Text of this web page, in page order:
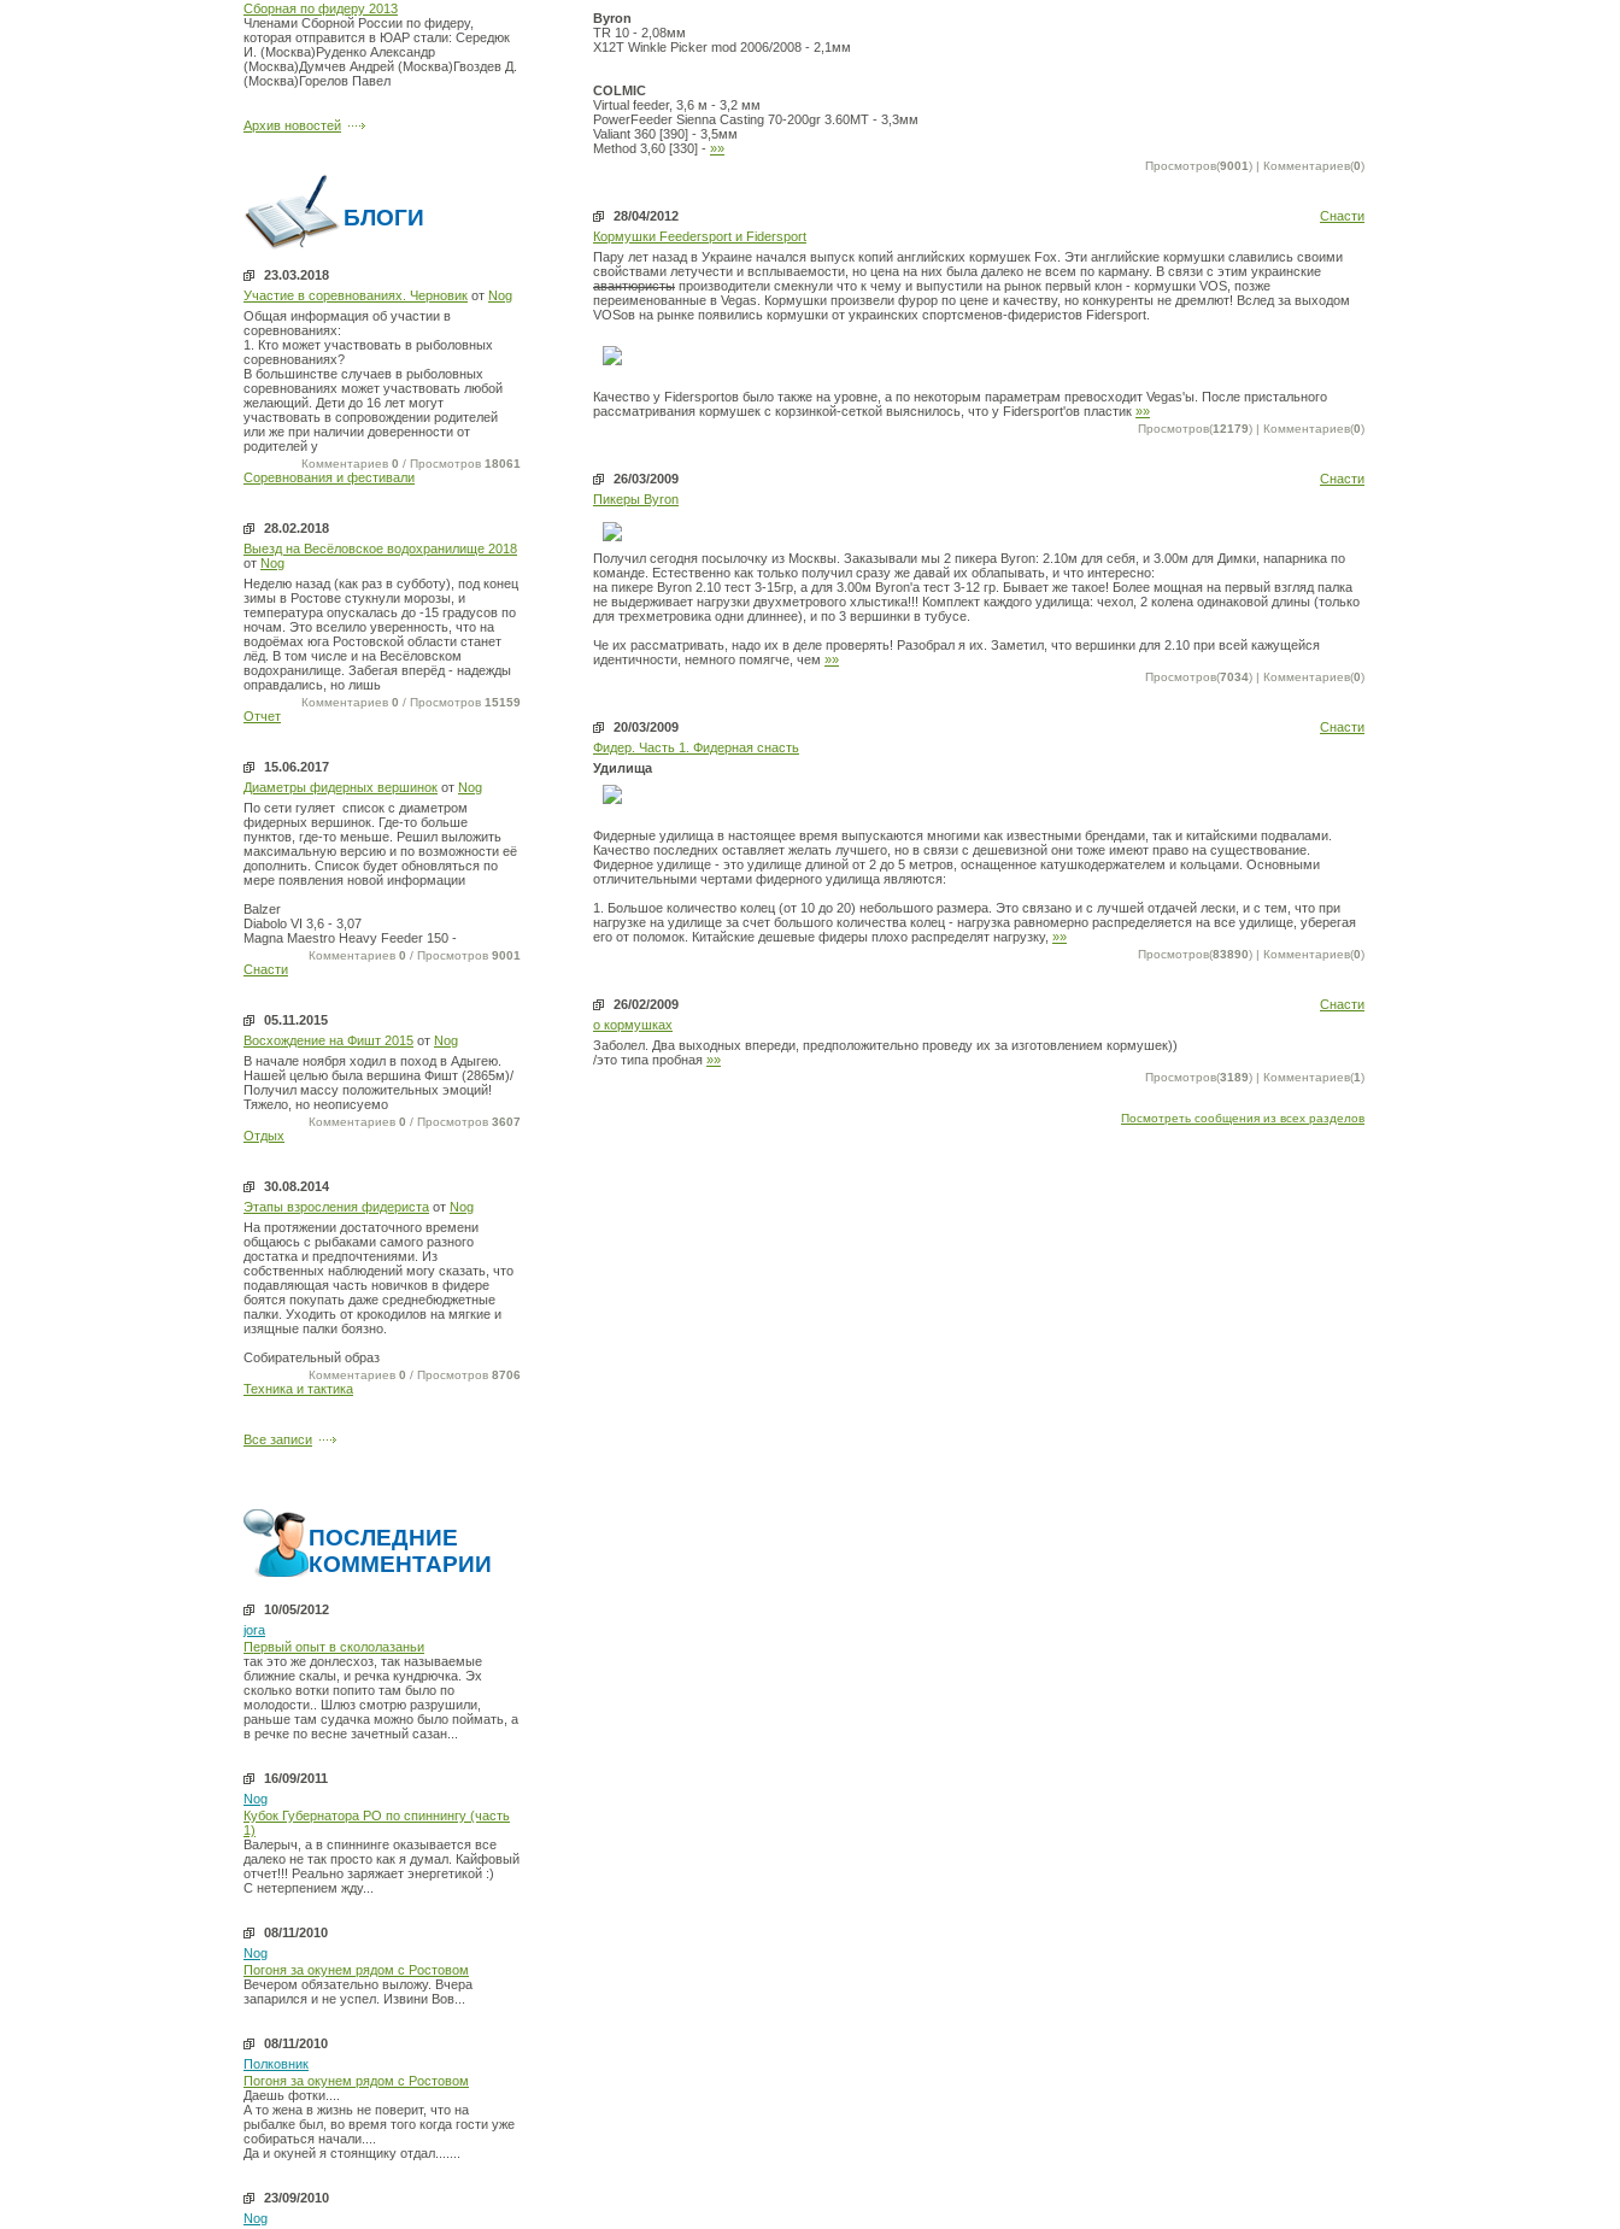
Сборная по фидеру 2013
Членами Сборной России по фидеру,
которая отправится в ЮАР стали: Середюк
И. (Москва)Руденко Александр
(Москва)Думчев Андрей (Москва)Гвоздев Д.
(Москва)Горелов Павел
Архив новостей
БЛОГИ
23.03.2018
Участие в соревнованиях. Черновик от Nog
Общая информация об участии в
соревнованиях:
1. Кто может участвовать в рыболовных
соревнованиях?
В большинстве случаев в рыболовных
соревнованиях может участвовать любой
желающий. Дети до 16 лет могут
участвовать в сопровождении родителей
или же при наличии доверенности от
родителей у
Комментариев 0 / Просмотров 18061
Соревнования и фестивали
28.02.2018
Выезд на Весёловское водохранилище 2018
от Nog
Неделю назад (как раз в субботу), под конец
зимы в Ростове стукнули морозы, и
температура опускалась до -15 градусов по
ночам. Это вселило уверенность, что на
водоёмах юга Ростовской области станет
лёд. В том числе и на Весёловском
водохранилище. Забегая вперёд - надежды
оправдались, но лишь
Комментариев 0 / Просмотров 15159
Отчет
15.06.2017
Диаметры фидерных вершинок от Nog
По сети гуляет список с диаметром
фидерных вершинок. Где-то больше
пунктов, где-то меньше. Решил выложить
максимальную версию и по возможности её
дополнить. Список будет обновляться по
мере появления новой информации
Balzer
Diabolo VI 3,6 - 3,07
Magna Maestro Heavy Feeder 150 -
Комментариев 0 / Просмотров 9001
Снасти
05.11.2015
Восхождение на Фишт 2015 от Nog
В начале ноября ходил в поход в Адыгею.
Нашей целью была вершина Фишт (2865м)/
Получил массу положительных эмоций!
Тяжело, но неописуемо
Комментариев 0 / Просмотров 3607
Отдых
30.08.2014
Этапы взросления фидериста от Nog
На протяжении достаточного времени
общаюсь с рыбаками самого разного
достатка и предпочтениями. Из
собственных наблюдений могу сказать, что
подавляющая часть новичков в фидере
боятся покупать даже среднебюджетные
палки. Уходить от крокодилов на мягкие и
изящные палки боязно.
Собирательный образ
Комментариев 0 / Просмотров 8706
Техника и тактика
Все записи
ПОСЛЕДНИЕ
КОММЕНТАРИИ
10/05/2012
jora
Первый опыт в скололазаньи
так это же донлесхоз, так называемые
ближние скалы, и речка кундрючка. Эх
сколько вотки попито там было по
молодости.. Шлюз смотрю разрушили,
раньше там судачка можно было поймать, а
в речке по весне зачетный сазан...
16/09/2011
Nog
Кубок Губернатора РО по спиннингу (часть
1)
Валерыч, а в спиннинге оказывается все
далеко не так просто как я думал. Кайфовый
отчет!!! Реально заряжает энергетикой :)
С нетерпением жду...
08/11/2010
Nog
Погоня за окунем рядом с Ростовом
Вечером обязательно выложу. Вчера
запарился и не успел. Извини Вов...
08/11/2010
Полковник
Погоня за окунем рядом с Ростовом
Даешь фотки....
А то жена в жизнь не поверит, что на
рыбалке был, во время того когда гости уже
собираться начали....
Да и окуней я стоянщику отдал.......
23/09/2010
Nog
Byron
TR 10 - 2,08мм
X12T Winkle Picker mod 2006/2008 - 2,1мм
COLMIC
Virtual feeder, 3,6 м - 3,2 мм
PowerFeeder Sienna Casting 70-200gr 3.60MT - 3,3мм
Valiant 360 [390] - 3,5мм
Method 3,60 [330] - »»
Просмотров(9001) | Комментариев(0)
Снасти
28/04/2012
Кормушки Feedersport и Fidersport
Пару лет назад в Украине начался выпуск копий английских кормушек Fox. Эти английские кормушки славились своими
свойствами летучести и всплываемости, но цена на них была далеко не всем по карману. В связи с этим украинские
авантюристы производители смекнули что к чему и выпустили на рынок первый клон - кормушки VOS, позже
переименованные в Vegas. Кормушки произвели фурор по цене и качеству, но конкуренты не дремлют! Вслед за выходом
VOSов на рынке появились кормушки от украинских спортсменов-фидеристов Fidersport.
Качество у Fidersportов было также на уровне, а по некоторым параметрам превосходит Vegas'ы. После пристального
рассматривания кормушек с корзинкой-сеткой выяснилось, что у Fidersport'ов пластик »»
Просмотров(12179) | Комментариев(0)
Снасти
26/03/2009
Пикеры Byron
Получил сегодня посылочку из Москвы. Заказывали мы 2 пикера Byron: 2.10м для себя, и 3.00м для Димки, напарника по
команде. Естественно как только получил сразу же давай их облапывать, и что интересно:
на пикере Byron 2.10 тест 3-15гр, а для 3.00м Byron'а тест 3-12 гр. Бывает же такое! Более мощная на первый взгляд палка
не выдерживает нагрузки двухметрового хлыстика!!! Комплект каждого удилища: чехол, 2 колена одинаковой длины (только
для трехметровика одни длиннее), и по 3 вершинки в тубусе.
Че их рассматривать, надо их в деле проверять! Разобрал я их. Заметил, что вершинки для 2.10 при всей кажущейся
идентичности, немного помягче, чем »»
Просмотров(7034) | Комментариев(0)
Снасти
20/03/2009
Фидер. Часть 1. Фидерная снасть
Удилища
Фидерные удилища в настоящее время выпускаются многими как известными брендами, так и китайскими подвалами.
Качество последних оставляет желать лучшего, но в связи с дешевизной они тоже имеют право на существование.
Фидерное удилище - это удилище длиной от 2 до 5 метров, оснащенное катушкодержателем и кольцами. Основными
отличительными чертами фидерного удилища являются:
1. Большое количество колец (от 10 до 20) небольшого размера. Это связано и с лучшей отдачей лески, и с тем, что при
нагрузке на удилище за счет большого количества колец - нагрузка равномерно распределяется на все удилище, уберегая
его от поломок. Китайские дешевые фидеры плохо распределят нагрузку, »»
Просмотров(83890) | Комментариев(0)
Снасти
26/02/2009
о кормушках
Заболел. Два выходных впереди, предположительно проведу их за изготовлением кормушек))
/это типа пробная »»
Просмотров(3189) | Комментариев(1)
Посмотреть сообщения из всех разделов